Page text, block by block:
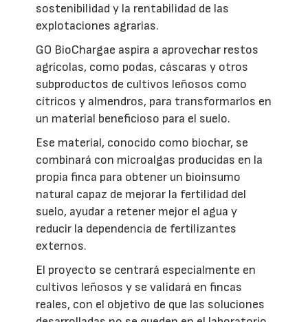
sostenibilidad y la rentabilidad de las
explotaciones agrarias.
GO BioChargae aspira a aprovechar restos
agrícolas, como podas, cáscaras y otros
subproductos de cultivos leñosos como
cítricos y almendros, para transformarlos en
un material beneficioso para el suelo.
Ese material, conocido como biochar, se
combinará con microalgas producidas en la
propia finca para obtener un bioinsumo
natural capaz de mejorar la fertilidad del
suelo, ayudar a retener mejor el agua y
reducir la dependencia de fertilizantes
externos.
El proyecto se centrará especialmente en
cultivos leñosos y se validará en fincas
reales, con el objetivo de que las soluciones